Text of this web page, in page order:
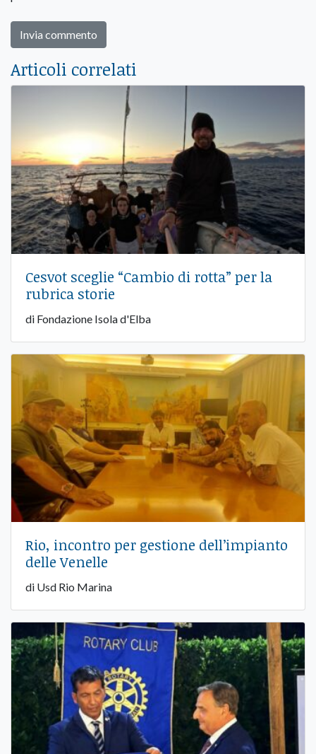
Articoli correlati
Cesvot sceglie “Cambio di rotta” per la
rubrica storie
di Fondazione Isola d'Elba
Rio, incontro per gestione dell’impianto
delle Venelle
di Usd Rio Marina